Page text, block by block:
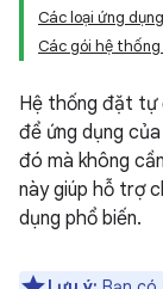
Các loại ứng
Các gói hệ
Hệ thống đặt tự
để ứng dụng
đó mà không
này giúp hỗ trợ
dụng phổ biến.